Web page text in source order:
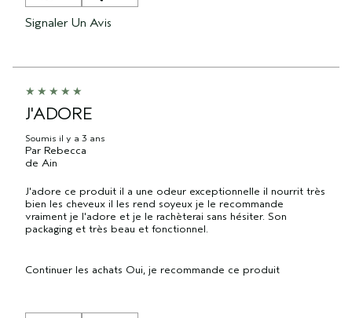
Signaler Un Avis
J'ADORE
Soumis il y a 3 ans
Par Rebecca
de Ain
J'adore ce produit il a une odeur exceptionnelle il nourrit très
bien les cheveux il les rend soyeux je le recommande
vraiment je l'adore et je le rachèterai sans hésiter. Son
packaging et très beau et fonctionnel.
Continuer les achats Oui, je recommande ce produit